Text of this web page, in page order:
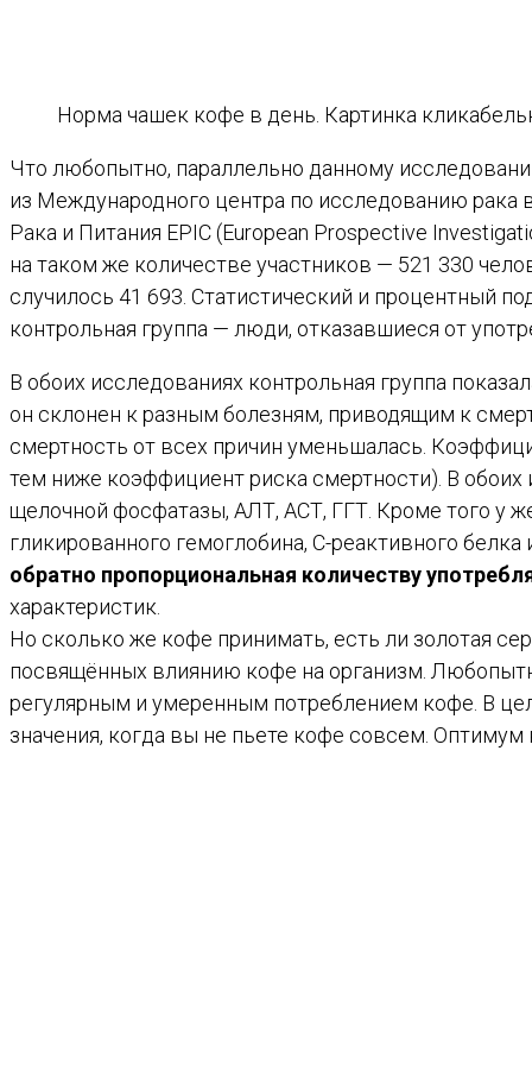
Норма чашек кофе в день. Картинка
Что любопытно, параллельно данному
из Международного центра по исследованию
Рака и Питания EPIC (European Prospective
на таком же количестве участников — 521 330
случилось 41 693. Статистический и процентный
контрольная группа — люди, отказавшиеся от
В обоих исследованиях контрольная группа
он склонен к разным болезням, приводящим к
смертность от всех причин уменьшалась.
тем ниже коэффициент риска смертности). В
щелочной фосфатазы, АЛТ, АСТ, ГГТ. Кроме того у
гликированного гемоглобина, С-реактивного
обратно пропорциональная количеству
характеристик.
Но сколько же кофе принимать, есть ли золотая
посвящённых влиянию кофе на организм.
регулярным и умеренным потреблением кофе. В
значения, когда вы не пьете кофе совсем. Оптимум